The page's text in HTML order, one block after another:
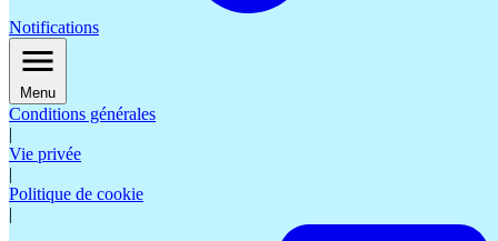
Notifications
Menu
Conditions générales
|
Vie privée
|
Politique de cookie
|